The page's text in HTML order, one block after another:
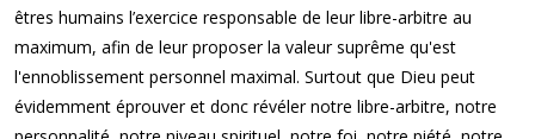
êtres humains l’exercice responsable de leur libre-arbitre au
maximum, afin de leur proposer la valeur suprême qu'est
l'ennoblissement personnel maximal. Surtout que Dieu peut
évidemment éprouver et donc révéler notre libre-arbitre, notre